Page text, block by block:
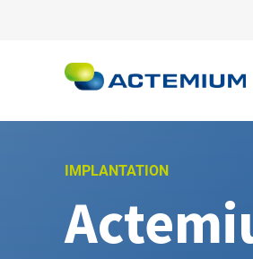
Search
for:
IMPLANTATION